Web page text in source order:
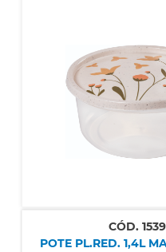
CÓD.
POTE PL.RED. 1,4L